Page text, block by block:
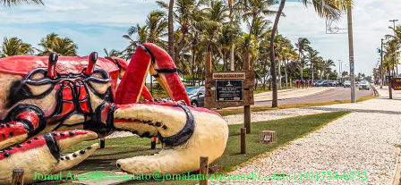
Jornal Aracaju –contato@jornalaracaju.com.br– tel.(11)91754-6532